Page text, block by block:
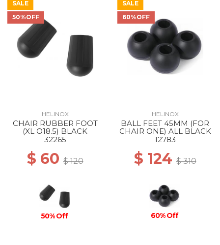
SALE
50%OFF
HELINOX
CHAIR RUBBER FOOT
(XL O18.5) BLACK
32265
$ 60$ 120
50% Off
SALE
60%OFF
HELINOX
BALL FEET 45MM (FOR
CHAIR ONE) ALL BLACK
12783
$ 124$ 310
60% Off